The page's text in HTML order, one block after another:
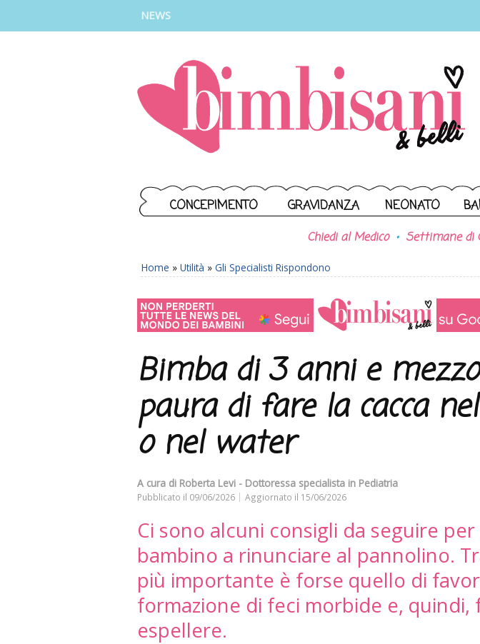
NEWS
CONCEPIMENTO GRAVIDANZA NEONATO
Chiedi al Medico Settimane di
Home » Utilità » Gli Specialisti Rispondono
Bimba di 3 anni e
paura di fare la cacca
o nel water
A cura di Roberta Levi - Dottoressa specialista in Pediatria
Pubblicato il 09/06/2026 Aggiornato il 15/06/2026
Ci sono alcuni consigli da seguire
bambino a rinunciare al pannolino.
più importante è forse quello di
formazione di feci morbide e, quindi,
espellere.